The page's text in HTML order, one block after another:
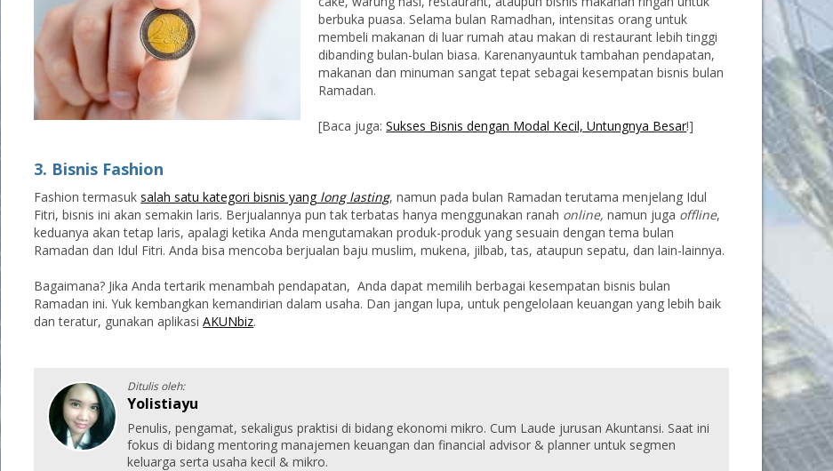
berbuka puasa. Selama bulan Ramadhan, intensitas orang untuk
membeli makanan di luar rumah atau makan di restaurant lebih tinggi
dibanding bulan-bulan biasa. Karenanyauntuk tambahan pendapatan,
makanan dan minuman sangat tepat sebagai kesempatan bisnis bulan
Ramadan.
[Baca juga:Sukses Bisnis dengan Modal Kecil, Untungnya Besar!]
3. Bisnis Fashion
Fashion termasuksalah satu kategori bisnis yang long lasting, namun pada bulan Ramadan terutama menjelang Idul
Fitri, bisnis ini akan semakin laris. Berjualannya pun tak terbatas hanya menggunakan ranah online, namun juga offline,
keduanya akan tetap laris, apalagi ketika Anda mengutamakan produk-produk yang sesuain dengan tema bulan
Ramadan dan Idul Fitri. Anda bisa mencoba berjualan baju muslim, mukena, jilbab, tas, ataupun sepatu, dan lain-lainnya.
Bagaimana? Jika Anda tertarik menambah pendapatan, Anda dapat memilih berbagai kesempatan bisnis bulan
Ramadan ini. Yuk kembangkan kemandirian dalam usaha. Dan jangan lupa, untuk pengelolaan keuangan yang lebih baik
dan teratur, gunakan aplikasiAKUNbiz.
Ditulis oleh:
Yolistiayu
Penulis, pengamat, sekaligus praktisi di bidang ekonomi mikro. Cum Laude jurusan Akuntansi. Saat ini
fokus di bidang mentoring manajemen keuangan dan financial advisor & planner untuk segmen
keluarga serta usaha kecil & mikro.